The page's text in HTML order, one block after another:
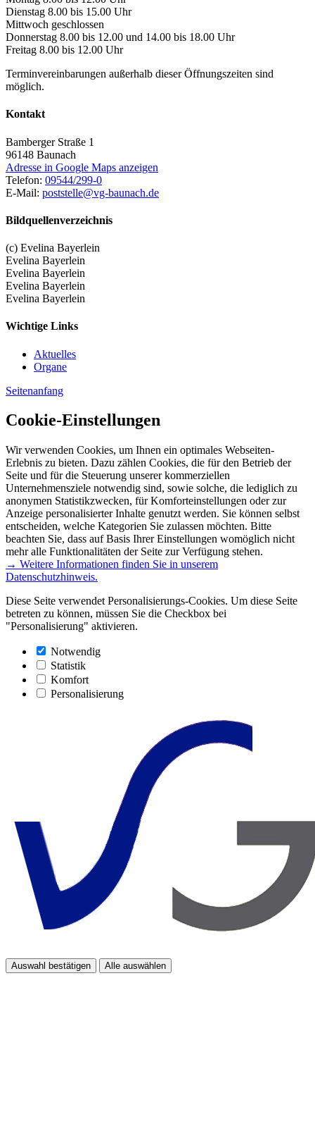
Dienstag 8.00 bis 15.00 Uhr
Mittwoch geschlossen
Donnerstag 8.00 bis 12.00 und 14.00 bis 18.00 Uhr
Freitag 8.00 bis 12.00 Uhr
Terminvereinbarungen außerhalb dieser Öffnungszeiten sind
möglich.
Kontakt
Bamberger Straße 1
96148 Baunach
Adresse in Google Maps anzeigen
Telefon: 09544/299-0
E-Mail: poststelle@vg-baunach.de
Bildquellenverzeichnis
(c) Evelina Bayerlein
Evelina Bayerlein
Evelina Bayerlein
Evelina Bayerlein
Evelina Bayerlein
Wichtige Links
Aktuelles
Organe
Seitenanfang
Cookie-Einstellungen
Wir verwenden Cookies, um Ihnen ein optimales Webseiten-
Erlebnis zu bieten. Dazu zählen Cookies, die für den Betrieb der
Seite und für die Steuerung unserer kommerziellen
Unternehmensziele notwendig sind, sowie solche, die lediglich zu
anonymen Statistikzwecken, für Komforteinstellungen oder zur
Anzeige personalisierter Inhalte genutzt werden. Sie können selbst
entscheiden, welche Kategorien Sie zulassen möchten. Bitte
beachten Sie, dass auf Basis Ihrer Einstellungen womöglich nicht
mehr alle Funktionalitäten der Seite zur Verfügung stehen.
→ Weitere Informationen finden Sie in unserem
Datenschutzhinweis.
Diese Seite verwendet Personalisierungs-Cookies. Um diese Seite
betreten zu können, müssen Sie die Checkbox bei
"Personalisierung" aktivieren.
Notwendig
Statistik
Komfort
Personalisierung
Auswahl bestätigen Alle auswählen